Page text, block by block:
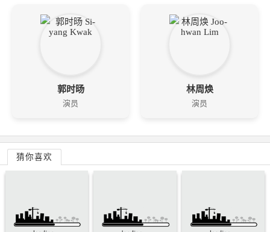
郭时旸
演员
林周焕
演员
猜你喜欢